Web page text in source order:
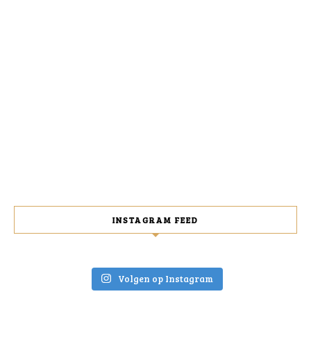
INSTAGRAM FEED
Volgen op Instagram